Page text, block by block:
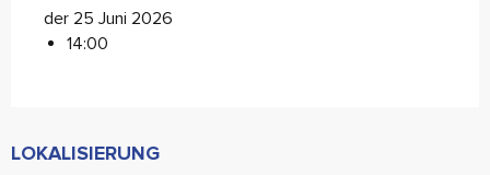
der 25 Juni 2026
14:00
LOKALISIERUNG